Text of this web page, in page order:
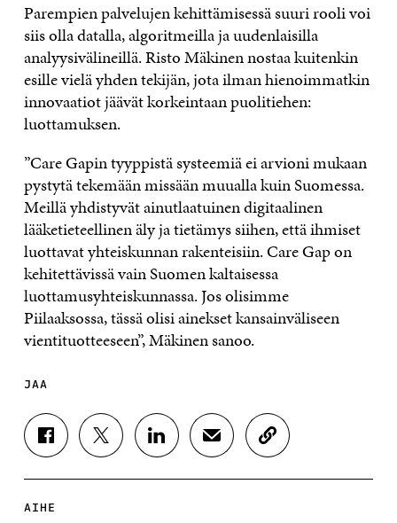
Parempien palvelujen kehittämisessä suuri rooli voi
siis olla datalla, algoritmeilla ja uudenlaisilla
analyysivälineillä. Risto Mäkinen nostaa kuitenkin
esille vielä yhden tekijän, jota ilman hienoimmatkin
innovaatiot jäävät korkeintaan puolitiehen:
luottamuksen.
”Care Gapin tyyppistä systeemiä ei arvioni mukaan
pystytä tekemään missään muualla kuin Suomessa.
Meillä yhdistyvät ainutlaatuinen digitaalinen
lääketieteellinen äly ja tietämys siihen, että ihmiset
luottavat yhteiskunnan rakenteisiin. Care Gap on
kehitettävissä vain Suomen kaltaisessa
luottamusyhteiskunnassa. Jos olisimme
Piilaaksossa, tässä olisi ainekset kansainväliseen
vientituotteeseen”, Mäkinen sanoo.
JAA
J
A
A
J
A
J
A
J
A
K
O
AIHE